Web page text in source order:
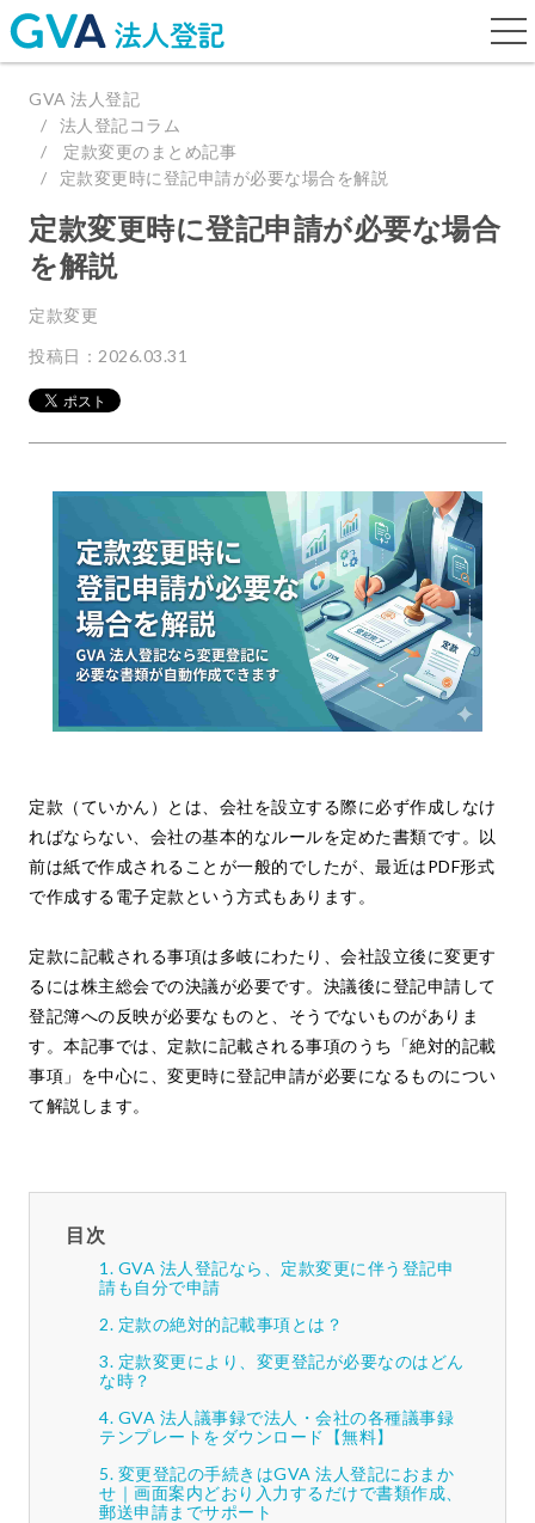
GVA 法人登記
法人登記コラム
定款変更のまとめ記事
定款変更時に登記申請が必要な場合を解説
定款変更時に登記申請が必要な場合
を解説
定款変更
投稿日：2026.03.31
定款（ていかん）とは、会社を設立する際に必ず作成しなけ
ればならない、会社の基本的なルールを定めた書類です。以
前は紙で作成されることが一般的でしたが、最近はPDF形式
で作成する電子定款という方式もあります。
定款に記載される事項は多岐にわたり、会社設立後に変更す
るには株主総会での決議が必要です。決議後に登記申請して
登記簿への反映が必要なものと、そうでないものがありま
す。本記事では、定款に記載される事項のうち「絶対的記載
事項」を中心に、変更時に登記申請が必要になるものについ
て解説します。
目次
GVA 法人登記なら、定款変更に伴う登記申
請も自分で申請
定款の絶対的記載事項とは？
定款変更により、変更登記が必要なのはどん
な時？
GVA 法人議事録で法人・会社の各種議事録
テンプレートをダウンロード【無料】
変更登記の手続きはGVA 法人登記におまか
せ｜画面案内どおり入力するだけで書類作成、
郵送申請までサポート